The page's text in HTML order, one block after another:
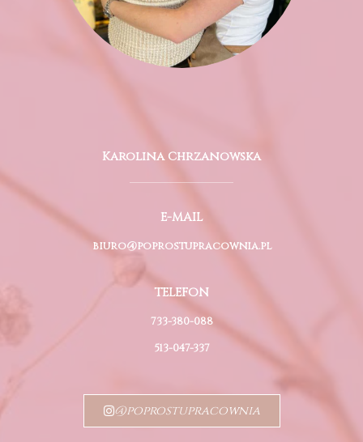
Karolina Chrzanowska
E-MAIL
biuro@poprostupracownia.pl
TELEFON
733-380-088
513-047-337
@poprostupracownia